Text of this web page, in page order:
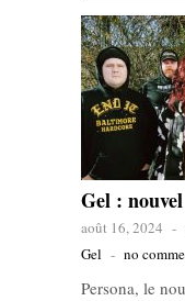
Gel :
août 16, 2024 -
Gel - no
Persona, le